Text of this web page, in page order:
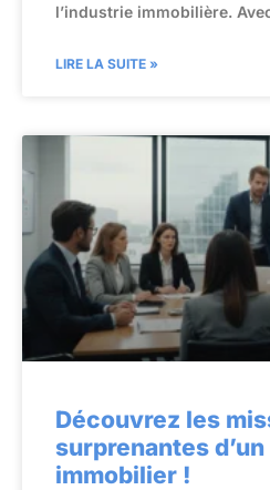
l’industrie immobilière.
LIRE LA SUITE »
Découvrez les
surprenantes
immobilier !